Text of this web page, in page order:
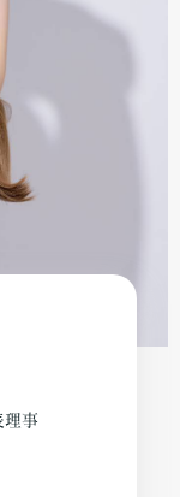
理事